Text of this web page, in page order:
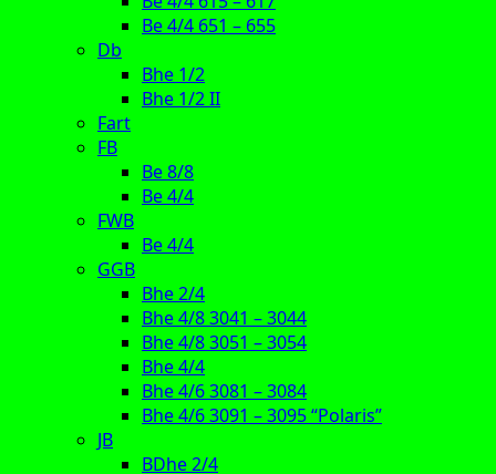
Be 4/4 651 – 655
Db
Bhe 1/2
Bhe 1/2 II
Fart
FB
Be 8/8
Be 4/4
FWB
Be 4/4
GGB
Bhe 2/4
Bhe 4/8 3041 – 3044
Bhe 4/8 3051 – 3054
Bhe 4/4
Bhe 4/6 3081 – 3084
Bhe 4/6 3091 – 3095 “Polaris”
JB
BDhe 2/4